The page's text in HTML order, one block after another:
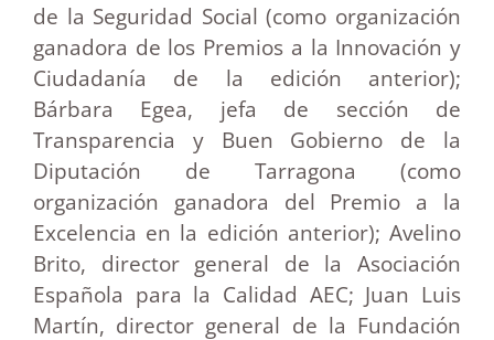
de la Seguridad Social (como organización
ganadora de los Premios a la Innovación y
Ciudadanía de la edición anterior);
Bárbara Egea, jefa de sección de
Transparencia y Buen Gobierno de la
Diputación de Tarragona (como
organización ganadora del Premio a la
Excelencia en la edición anterior); Avelino
Brito, director general de la Asociación
Española para la Calidad AEC; Juan Luis
Martín, director general de la Fundación